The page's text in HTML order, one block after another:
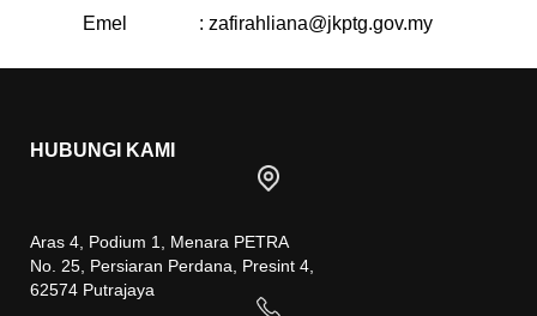
Emel : zafirahliana@jkptg.gov.my
HUBUNGI KAMI
Aras 4, Podium 1, Menara PETRA
No. 25, Persiaran Perdana, Presint 4,
62574 Putrajaya